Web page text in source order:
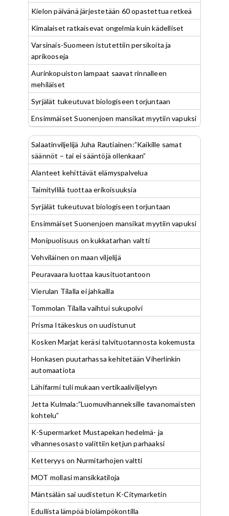
Kielon päivänä järjestetään 60 opastettua retkeä
Kimalaiset ratkaisevat ongelmia kuin kädelliset
Varsinais-Suomeen istutettiin persikoita ja
aprikooseja
Aurinkopuiston lampaat saavat rinnalleen
mehiläiset
Syrjälät tukeutuvat biologiseen torjuntaan
Ensimmäiset Suonenjoen mansikat myytiin vapuksi
Salaatinviljelijä Juha Rautiainen:”Kaikille samat
säännöt – tai ei sääntöjä ollenkaan”
Alanteet kehittävät elämyspalvelua
Taimityllilä tuottaa erikoisuuksia
Syrjälät tukeutuvat biologiseen torjuntaan
Ensimmäiset Suonenjoen mansikat myytiin vapuksi
Monipuolisuus on kukkatarhan valtti
Vehviläinen on maan viljelijä
Peuravaara luottaa kausituotantoon
Vierulan Tilalla ei jahkailla
Tommolan Tilalla vaihtui sukupolvi
Prisma Itäkeskus on uudistunut
Kosken Marjat keräsi talvituotannosta kokemusta
Honkasen puutarhassa kehitetään Viherlinkin
automaatiota
Lähifarmi tuli mukaan vertikaaliviljelyyn
Jetta Kulmala:”Luomuvihanneksille tavanomaisten
kohtelu”
K-Supermarket Mustapekan hedelmä- ja
vihannesosasto valittiin ketjun parhaaksi
Ketteryys on Nurmitarhojen valtti
MOT mollasi mansikkatiloja
Mäntsälän sai uudistetun K-Citymarketin
Edullista lämpöä biolämpökontilla